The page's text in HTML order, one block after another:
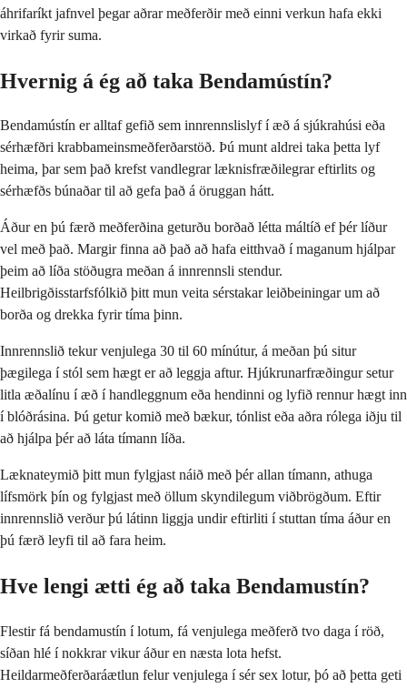
áhrifaríkt jafnvel þegar aðrar meðferðir með einni verkun hafa ekki
virkað fyrir suma.
Hvernig á ég að taka Bendamústín?
Bendamústín er alltaf gefið sem innrennslislyf í æð á sjúkrahúsi eða
sérhæfðri krabbameinsmeðferðarstöð. Þú munt aldrei taka þetta lyf
heima, þar sem það krefst vandlegrar læknisfræðilegrar eftirlits og
sérhæfðs búnaðar til að gefa það á öruggan hátt.
Áður en þú færð meðferðina geturðu borðað létta máltíð ef þér líður
vel með það. Margir finna að það að hafa eitthvað í maganum hjálpar
þeim að líða stöðugra meðan á innrennsli stendur.
Heilbrigðisstarfsfólkið þitt mun veita sérstakar leiðbeiningar um að
borða og drekka fyrir tíma þinn.
Innrennslið tekur venjulega 30 til 60 mínútur, á meðan þú situr
þægilega í stól sem hægt er að leggja aftur. Hjúkrunarfræðingur setur
litla æðalínu í æð í handleggnum eða hendinni og lyfið rennur hægt inn
í blóðrásina. Þú getur komið með bækur, tónlist eða aðra rólega iðju til
að hjálpa þér að láta tímann líða.
Læknateymið þitt mun fylgjast náið með þér allan tímann, athuga
lífsmörk þín og fylgjast með öllum skyndilegum viðbrögðum. Eftir
innrennslið verður þú látinn liggja undir eftirliti í stuttan tíma áður en
þú færð leyfi til að fara heim.
Hve lengi ætti ég að taka Bendamustín?
Flestir fá bendamustín í lotum, fá venjulega meðferð tvo daga í röð,
síðan hlé í nokkrar vikur áður en næsta lota hefst.
Heildarmeðferðaráætlun felur venjulega í sér sex lotur, þó að þetta geti